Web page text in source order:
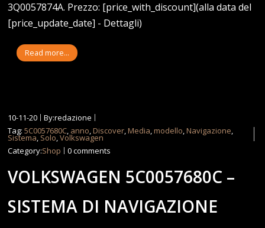
3Q0057874A. Prezzo: [price_with_discount](alla data del
[price_update_date] - Dettagli)
Read more...
10-11-20
By:redazione
Tag:5C0057680C, anno,Discover,Media,modello,Navigazione,
Sistema, Solo,Volkswagen
Category:Shop 0 comments
VOLKSWAGEN 5C0057680C –
SISTEMA DI NAVIGAZIONE